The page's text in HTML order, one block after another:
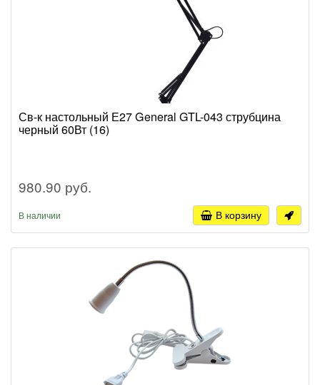
Св-к настольный Е27 General GTL-043 струбцина
черный 60Вт (16)
980.90 руб.
В наличии В корзину